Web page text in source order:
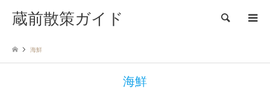
蔵前散策ガイド 検索
海鮮
海鮮